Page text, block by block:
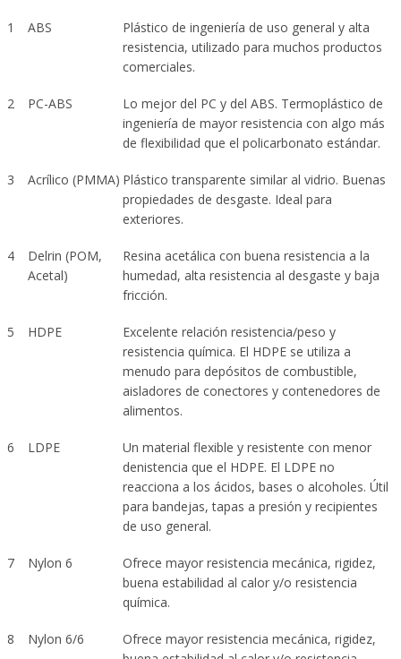
1 ABS
Plástico de ingeniería de uso general y alta
resistencia, utilizado para muchos productos
comerciales.
2 PC-ABS
Lo mejor del PC y del ABS. Termoplástico de
ingeniería de mayor resistencia con algo más
de flexibilidad que el policarbonato estándar.
3 Acrílico (PMMA) Plástico transparente similar al vidrio. Buenas
propiedades de desgaste. Ideal para
exteriores.
4
Delrin (POM,
Acetal)
Resina acetálica con buena resistencia a la
humedad, alta resistencia al desgaste y baja
fricción.
5 HDPE
Excelente relación resistencia/peso y
resistencia química. El HDPE se utiliza a
menudo para depósitos de combustible,
aisladores de conectores y contenedores de
alimentos.
6 LDPE
Un material flexible y resistente con menor
denistencia que el HDPE. El LDPE no
reacciona a los ácidos, bases o alcoholes. Útil
para bandejas, tapas a presión y recipientes
de uso general.
7 Nylon 6
Ofrece mayor resistencia mecánica, rigidez,
buena estabilidad al calor y/o resistencia
química.
8 Nylon 6/6
Ofrece mayor resistencia mecánica, rigidez,